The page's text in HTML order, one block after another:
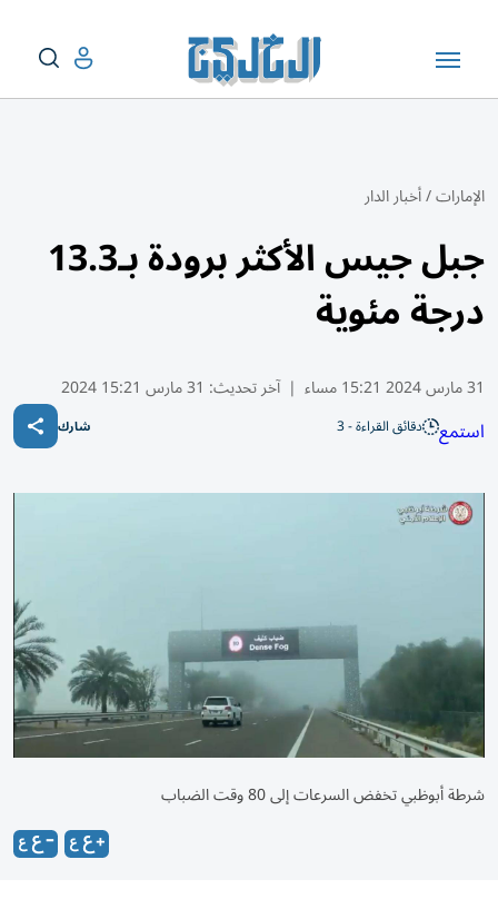
الإمارات/أخبار الدار
جبل جيس الأكثر برودة بـ13.3
درجة مئوية
31 مارس 2024 15:21 مساء | آخر تحديث: 31 مارس 15:21 2024
استمع دقائق القراءة - 3 شارك
شرطة أبوظبي تخفض السرعات إلى 80 وقت الضباب